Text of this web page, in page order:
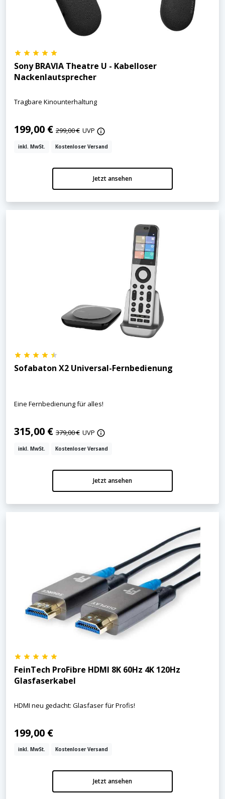
Sony BRAVIA Theatre U - Kabelloser
Nackenlautsprecher
Tragbare Kinounterhaltung
199,00 € 299,00 € UVP
inkl. MwSt. Kostenloser Versand
Jetzt ansehen
Sofabaton X2 Universal-Fernbedienung
Eine Fernbedienung für alles!
315,00 € 379,00 € UVP
inkl. MwSt. Kostenloser Versand
Jetzt ansehen
FeinTech ProFibre HDMI 8K 60Hz 4K 120Hz
Glasfaserkabel
HDMI neu gedacht: Glasfaser für Profis!
199,00 €
inkl. MwSt. Kostenloser Versand
Jetzt ansehen